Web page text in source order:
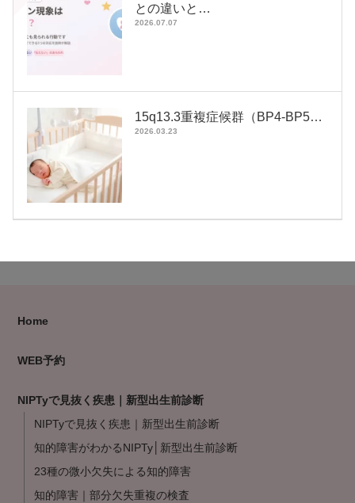
との違いと…
2026.07.07
15q13.3重複症候群（BP4-BP5…
2026.03.23
Home
WEB予約
NIPTyで見抜く疾患｜新型出生前診断
NIPTyで見抜く疾患｜新型出生前診断
知的障害がわかるNIPTy│新型出生前診断
23種の微小欠失による知的障害
知的障害｜部分欠失重複の検査